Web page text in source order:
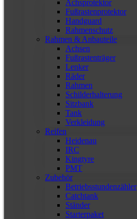
Achsprotektor
Fußrastenprotektor
Handguard
Rahmenschutz
Rahmen & Anbauteile
Achsen
Fußrastenträger
Lenker
Räder
Rahmen
Schilderhalterung
Sitzbank
Tank
Verkleidung
Reifen
Heidenau
IRC
Kingtyre
PMT
Zubehör
Betriebsstundenzähler
Catchtank
Ständer
Starterpaket